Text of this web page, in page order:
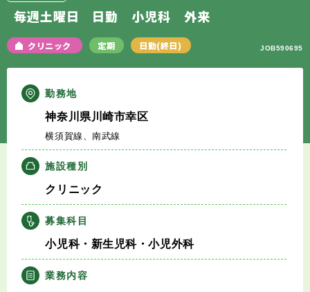
定期非常勤の求人
特集から探す
エージェントサービス
エージェントサービスTOP
サービスの流れ
キャリアアドバイザー紹介
医師の求人・転職Q&A
知りたい・聞きたい
毎週土曜日 日勤 小児科 外来
クリニック 定期 日勤(終日) JOB590695
勤務地
神奈川県川崎市幸区
横須賀線、南武線
施設種別
クリニック
募集科目
小児科・新生児科・小児外科
業務内容